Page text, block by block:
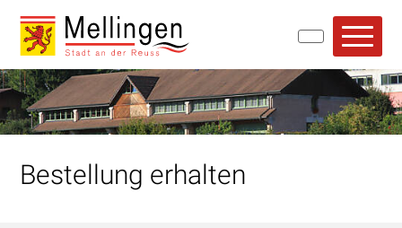
Navigieren in Mellingen
Schnellnavigation
Bestellung erhalten